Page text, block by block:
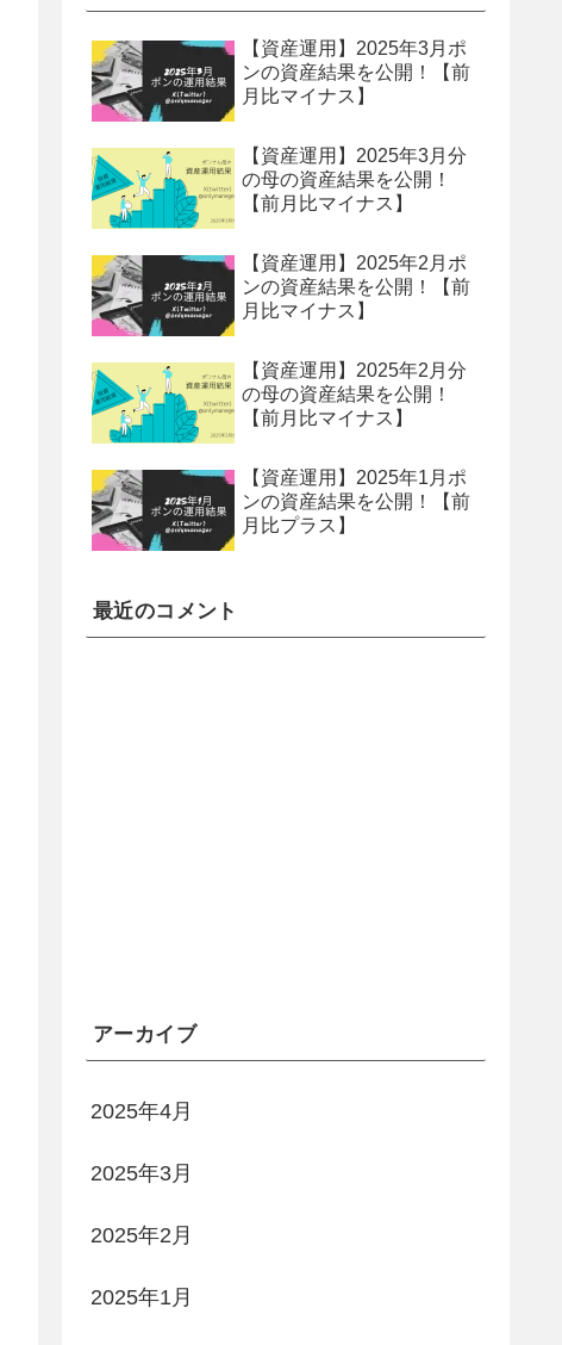
【資産運用】2025年3月ポ
ンの資産結果を公開！【前
月比マイナス】
【資産運用】2025年3月分
の母の資産結果を公開！
【前月比マイナス】
【資産運用】2025年2月ポ
ンの資産結果を公開！【前
月比マイナス】
【資産運用】2025年2月分
の母の資産結果を公開！
【前月比マイナス】
【資産運用】2025年1月ポ
ンの資産結果を公開！【前
月比プラス】
最近のコメント
アーカイブ
2025年4月
2025年3月
2025年2月
2025年1月